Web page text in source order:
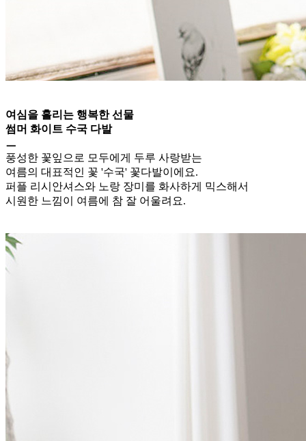
여심을 홀리는 행복한 선물
썸머 화이트 수국 다발
ㅡ
풍성한 꽃잎으로 모두에게 두루 사랑받는
여름의 대표적인 꽃 '수국' 꽃다발이에요.
퍼플 리시안셔스와 노랑 장미를 화사하게 믹스해서
시원한 느낌이 여름에 참 잘 어울려요.